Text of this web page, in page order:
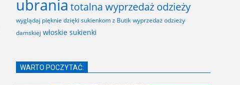
ubrania totalna wyprzedaż odzieży
wyglądaj pięknie dzięki sukienkom z Butik wyprzedaż odzieży
damskiej włoskie sukienki
WARTO POCZYTAĆ: